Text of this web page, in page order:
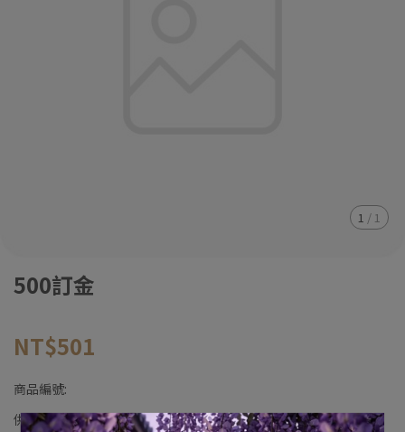
1 / 1
500訂金
NT$501
商品編號:
供貨狀況:尚有庫存